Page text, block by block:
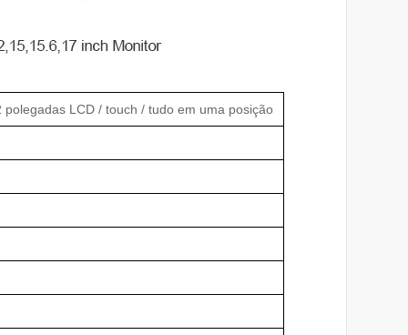
LCD / touch / tudo em uma posição